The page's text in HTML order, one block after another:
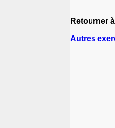
Retourner
Autres